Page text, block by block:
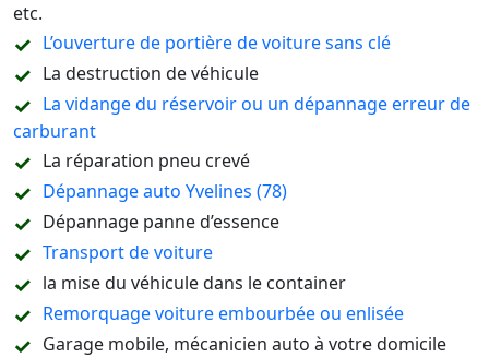
etc.
L’ouverture de portière de voiture sans clé
La destruction de véhicule
La vidange du réservoir ou un dépannage erreur de
carburant
La réparation pneu crevé
Dépannage auto Yvelines (78)
Dépannage panne d’essence
Transport de voiture
la mise du véhicule dans le container
Remorquage voiture embourbée ou enlisée
Garage mobile, mécanicien auto à votre domicile